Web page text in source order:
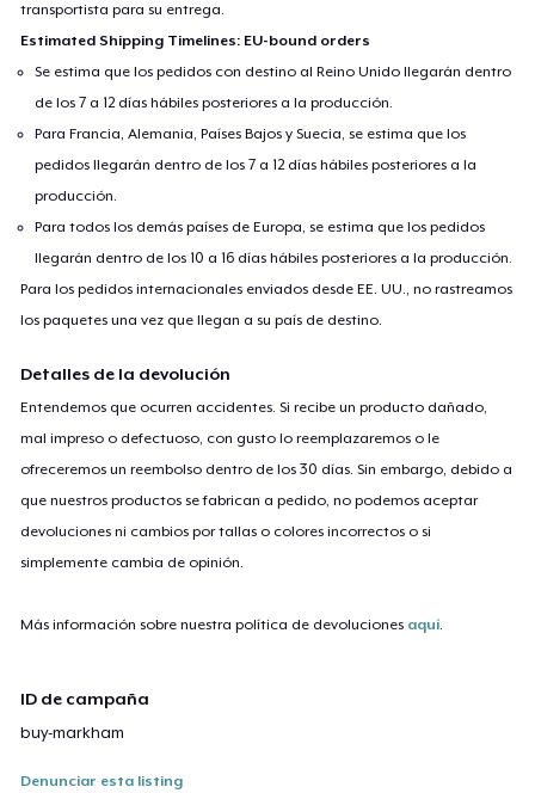
transportista para su entrega.
Estimated Shipping Timelines: EU-bound orders
Se estima que los pedidos con destino al Reino Unido llegarán dentro
de los 7 a 12 días hábiles posteriores a la producción.
Para Francia, Alemania, Países Bajos y Suecia, se estima que los
pedidos llegarán dentro de los 7 a 12 días hábiles posteriores a la
producción.
Para todos los demás países de Europa, se estima que los pedidos
llegarán dentro de los 10 a 16 días hábiles posteriores a la producción.
Para los pedidos internacionales enviados desde EE. UU., no rastreamos
los paquetes una vez que llegan a su país de destino.
Detalles de la devolución
Entendemos que ocurren accidentes. Si recibe un producto dañado,
mal impreso o defectuoso, con gusto lo reemplazaremos o le
ofreceremos un reembolso dentro de los 30 días. Sin embargo, debido a
que nuestros productos se fabrican a pedido, no podemos aceptar
devoluciones ni cambios por tallas o colores incorrectos o si
simplemente cambia de opinión.
Más información sobre nuestra política de devoluciones aquí
ID de campaña
buy-markham
Denunciar esta listing